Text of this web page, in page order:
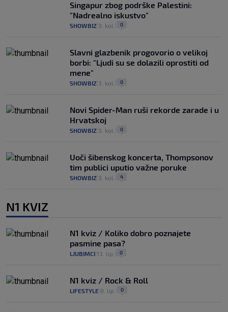
Singapur zbog podrške Palestini:
"Nadrealno iskustvo"
SHOWBIZ 3. kol. 0
Slavni glazbenik progovorio o velikoj
borbi: "Ljudi su se dolazili oprostiti od
mene"
SHOWBIZ 3. kol. 0
Novi Spider-Man ruši rekorde zarade i u
Hrvatskoj
SHOWBIZ 3. kol. 0
Uoči šibenskog koncerta, Thompsonov
tim publici uputio važne poruke
SHOWBIZ 3. kol. 4
N1 KVIZ
N1 kviz / Koliko dobro poznajete
pasmine pasa?
LJUBIMCI 13. lip. 0
N1 kviz / Rock & Roll
LIFESTYLE 8. lip. 0